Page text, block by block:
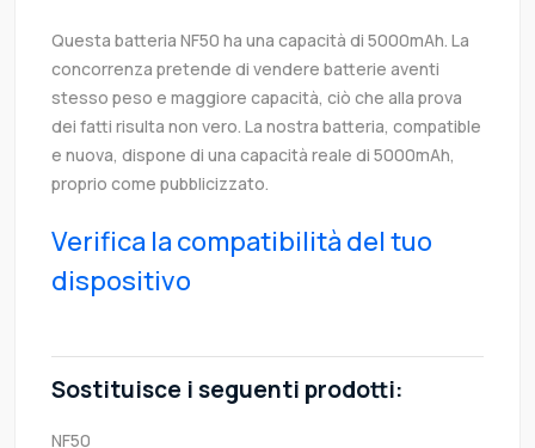
Questa batteria NF50 ha una capacità di 5000mAh. La
concorrenza pretende di vendere batterie aventi
stesso peso e maggiore capacità, ciò che alla prova
dei fatti risulta non vero. La nostra batteria, compatible
e nuova, dispone di una capacità reale di 5000mAh,
proprio come pubblicizzato.
Verifica la compatibilità del tuo
dispositivo
Sostituisce i seguenti prodotti:
NF50